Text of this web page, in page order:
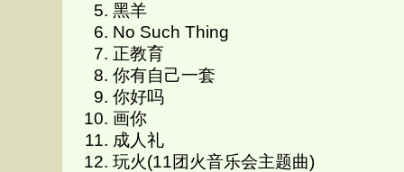
黑羊
No Such Thing
正教育
你有自己一套
你好吗
画你
成人礼
玩火(11团火音乐会主题曲)